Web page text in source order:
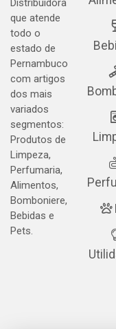
Distribuidora
que atende
todo o
estado de
Pernambuco
com artigos
dos mais
variados
segmentos:
Produtos de
Limpeza,
Perfumaria,
Alimentos,
Bomboniere,
Bebidas e
Pets.